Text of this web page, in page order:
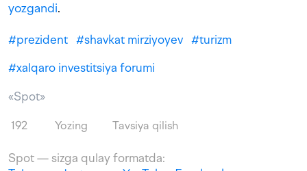
yozgandi.
#prezident #shavkat mirziyoyev #turizm
#xalqaro investitsiya forumi
«Spot»
192 Yozing Tavsiya qilish
Spot — sizga qulay formatda: